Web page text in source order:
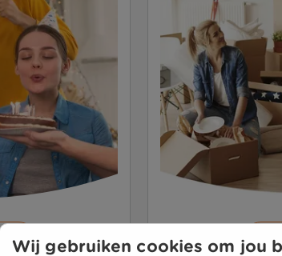
Wij gebruiken cookies om jou